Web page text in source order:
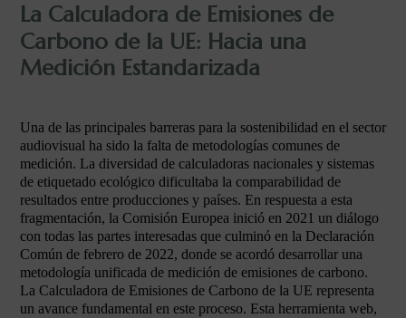
La Calculadora de Emisiones de
Carbono de la UE: Hacia una
Medición Estandarizada
Una de las principales barreras para la sostenibilidad en el sector
audiovisual ha sido la falta de metodologías comunes de
medición. La diversidad de calculadoras nacionales y sistemas
de etiquetado ecológico dificultaba la comparabilidad de
resultados entre producciones y países. En respuesta a esta
fragmentación, la Comisión Europea inició en 2021 un diálogo
con todas las partes interesadas que culminó en la Declaración
Común de febrero de 2022, donde se acordó desarrollar una
metodología unificada de medición de emisiones de carbono.
La Calculadora de Emisiones de Carbono de la UE representa
un avance fundamental en este proceso. Esta herramienta web,